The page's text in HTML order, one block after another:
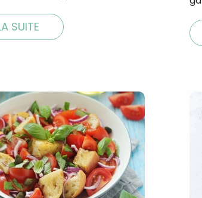
SUITE
Recevez gratuitement
recettes inédites de
!
Ainsi que la newsletter promotionnelle